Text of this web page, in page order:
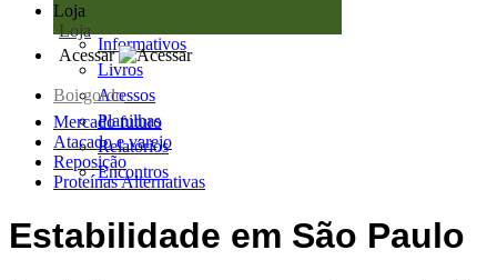
Loja
Loja
Informativos
Livros
Acessos
Planilhas
Relatórios
Encontros
Acessar
Boi gordo
Mercado futuro
Atacado e varejo
Reposição
Proteínas Alternativas
Estabilidade em São Paulo